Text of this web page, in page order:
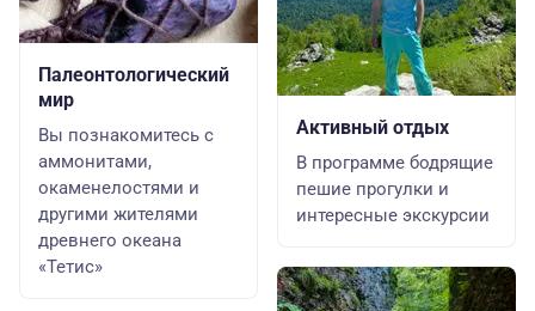
Палеонтологический
мир
Вы познакомитесь с
аммонитами,
окаменелостями и
другими жителями
древнего океана
«Тетис»
Активный отдых
В программе бодрящие
пешие прогулки и
интересные экскурсии